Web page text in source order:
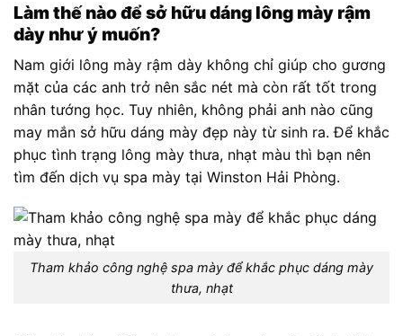
Làm thế nào để sở hữu dáng lông mày rậm
dày như ý muốn?
Nam giới lông mày rậm dày không chỉ giúp cho gương
mặt của các anh trở nên sắc nét mà còn rất tốt trong
nhân tướng học. Tuy nhiên, không phải anh nào cũng
may mắn sở hữu dáng mày đẹp này từ sinh ra. Để khắc
phục tình trạng lông mày thưa, nhạt màu thì bạn nên
tìm đến dịch vụ spa mày tại Winston Hải Phòng.
Tham khảo công nghệ spa mày để khắc phục dáng mày
thưa, nhạt